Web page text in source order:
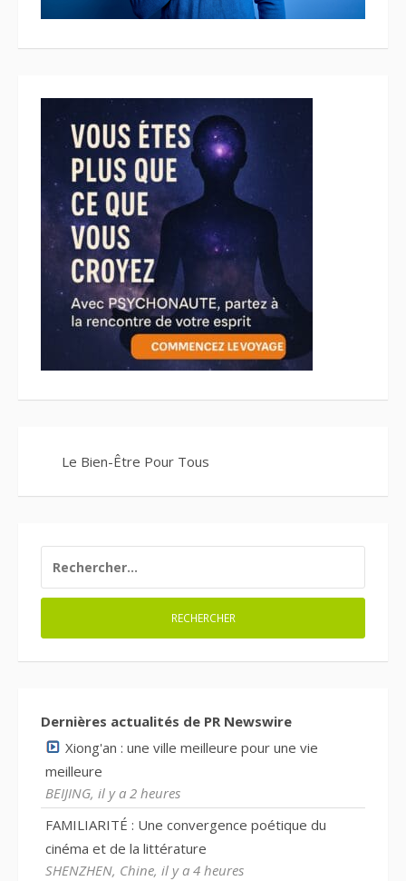
Le Bien-Être Pour Tous
Dernières actualités de PR Newswire
Xiong'an : une ville meilleure pour une vie
meilleure
BEIJING, il y a 2 heures
FAMILIARITÉ : Une convergence poétique du
cinéma et de la littérature
SHENZHEN, Chine, il y a 4 heures